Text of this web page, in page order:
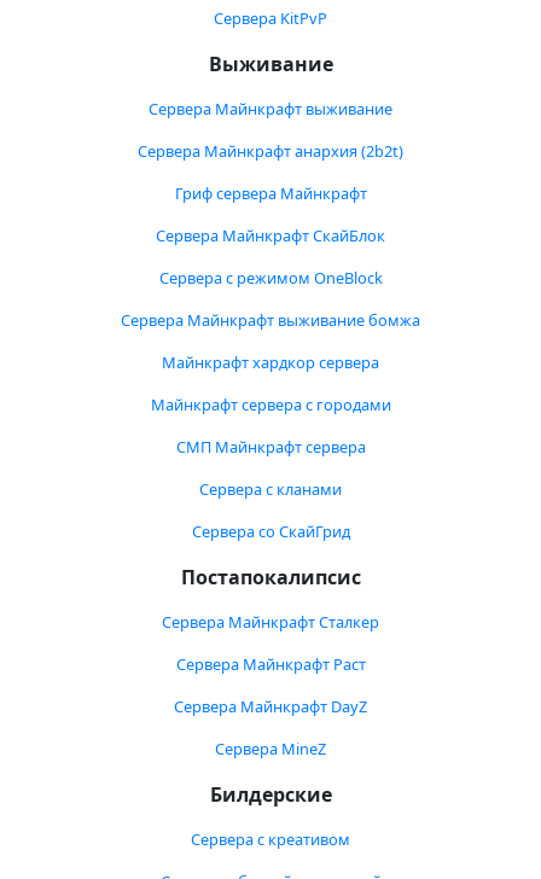
Сервера KitPvP
Выживание
Сервера Майнкрафт выживание
Сервера Майнкрафт анархия (2b2t)
Гриф сервера Майнкрафт
Сервера Майнкрафт СкайБлок
Сервера с режимом OneBlock
Сервера Майнкрафт выживание бомжа
Майнкрафт хардкор сервера
Майнкрафт сервера с городами
СМП Майнкрафт сервера
Сервера с кланами
Сервера со СкайГрид
Постапокалипсис
Сервера Майнкрафт Сталкер
Сервера Майнкрафт Раст
Сервера Майнкрафт DayZ
Сервера MineZ
Билдерские
Сервера с креативом